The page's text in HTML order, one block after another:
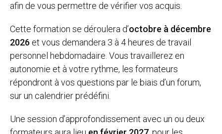
afin de vous permettre de vérifier vos acquis.
Cette formation se déroulera d’octobre à décembre
2026 et vous demandera 3 à 4 heures de travail
personnel hebdomadaire. Vous travaillerez en
autonomie et à votre rythme, les formateurs
répondront à vos questions par le biais d’un forum,
sur un calendrier prédéfini.
Une session d’approfondissement avec un ou deux